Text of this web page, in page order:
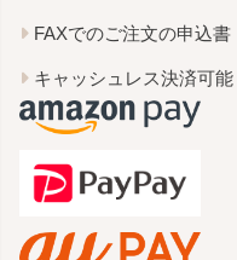
FAXでのご注文の申込書
キャッシュレス決済可能